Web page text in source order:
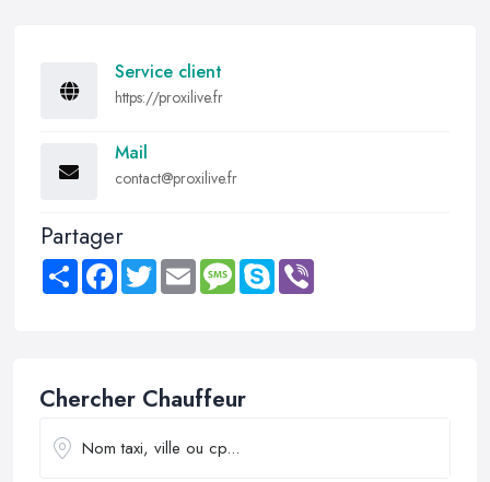
Service client
https://proxilive.fr
Mail
contact@proxilive.fr
Partager
Share FacebookTwitter Email MessageSkype
Chercher Chauffeur